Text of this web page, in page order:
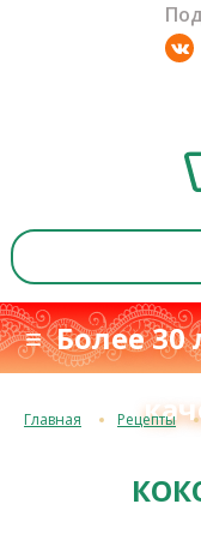
≡ Более 30
Главная Рецепты